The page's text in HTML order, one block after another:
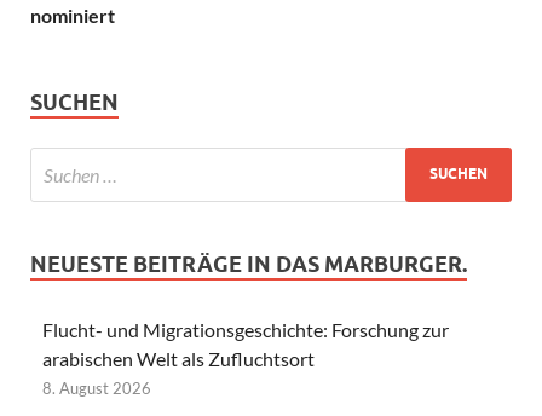
nominiert
SUCHEN
NEUESTE BEITRÄGE IN DAS MARBURGER.
Flucht- und Migrationsgeschichte: Forschung zur
arabischen Welt als Zufluchtsort
8. August 2026